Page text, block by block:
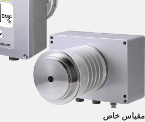
مقياس خاص